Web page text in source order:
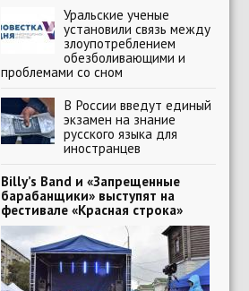
Уральские ученые
установили связь между
злоупотреблением
обезболивающими и
проблемами со сном
В России введут единый
экзамен на знание
русского языка для
иностранцев
Billy’s Band и «Запрещенные
барабанщики» выступят на
фестивале «Красная строка»